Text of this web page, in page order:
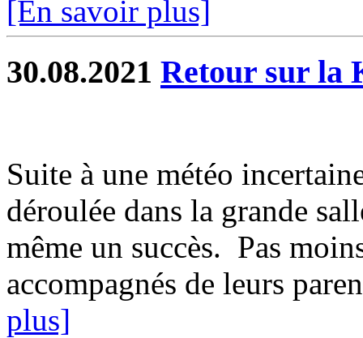
[En savoir plus]
30.08.2021 Retour sur la
Suite à une météo
déroulée dans la grande
même un succès. Pas
accompagnés de leurs
plus]